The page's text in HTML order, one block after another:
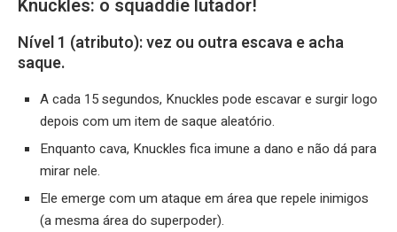
Knuckles: o squaddie lutador!
Nível 1 (atributo): vez ou outra escava e acha
saque.
A cada 15 segundos, Knuckles pode escavar e surgir logo
depois com um item de saque aleatório.
Enquanto cava, Knuckles fica imune a dano e não dá para
mirar nele.
Ele emerge com um ataque em área que repele inimigos
(a mesma área do superpoder).